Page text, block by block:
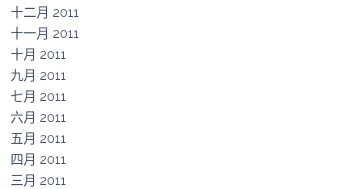
十二月 2011
十一月 2011
十月 2011
九月 2011
七月 2011
六月 2011
五月 2011
四月 2011
三月 2011